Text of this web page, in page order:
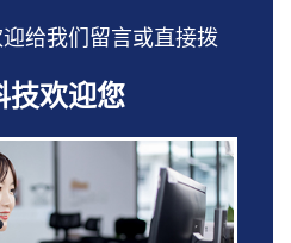
给我们留言或直接拨
技欢迎您